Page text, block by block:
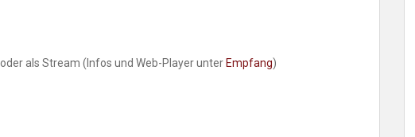
oder als Stream (Infos und Web-Player unter Empfang)